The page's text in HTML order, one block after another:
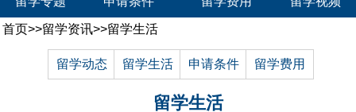
首页>>留学资讯>>留学生活
留学动态 留学生活 申请条件 留学费用
留学生活